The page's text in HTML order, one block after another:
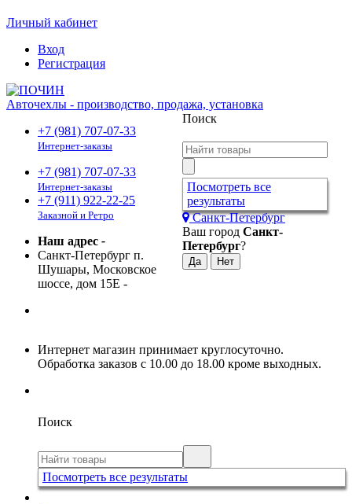
Личный кабинет
Вход
Регистрация
Авточехлы - производство, продажа, установка
+7 (981) 707-07-33
Интернет-заказы
+7 (981) 707-07-33
Интернет-заказы
+7 (911) 922-22-25
Заказной и Ретро
Наш адрес -
Санкт-Петербург п.
Шушары, Московское
шоссе, дом 15Е -
Поиск
Посмотреть все
результаты
Санкт-Петербург
Ваш город Санкт-
Петербург?
Интернет магазин принимает круглосуточно.
Обработка заказов с 10.00 до 18.00 кроме выходных.
Поиск
Посмотреть все результаты